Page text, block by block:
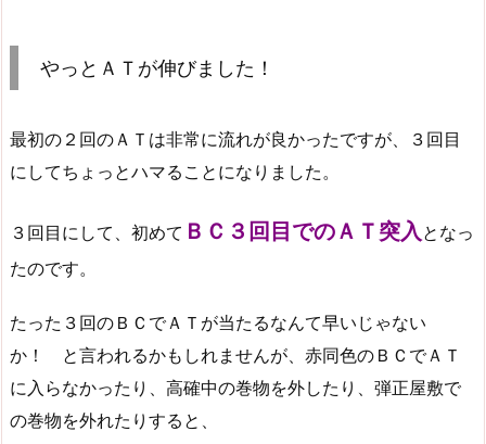
やっとＡＴが伸びました！
最初の２回のＡＴは非常に流れが良かったですが、３回目
にしてちょっとハマることになりました。
３回目にして、初めて ＢＣ３回目でのＡＴ突入 となっ
たのです。
たった３回のＢＣでＡＴが当たるなんて早いじゃない
か！ と言われるかもしれませんが、赤同色のＢＣでＡＴ
に入らなかったり、高確中の巻物を外したり、弾正屋敷で
の巻物を外れたりすると、